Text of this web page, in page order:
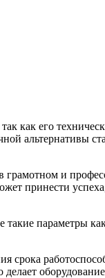
как его
альтернативы
и
принести
параметры
срока